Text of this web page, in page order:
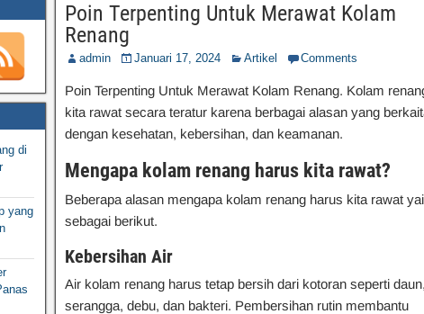
Poin Terpenting Untuk Merawat Kolam
Renang
admin Januari 17, 2024 Artikel Comments
Poin Terpenting Untuk Merawat Kolam Renang. Kolam
kita rawat secara teratur karena berbagai alasan yang
dengan kesehatan, kebersihan, dan keamanan.
Mengapa kolam renang harus kita rawat?
Beberapa alasan mengapa kolam renang harus kita rawat
sebagai berikut.
Kebersihan Air
Air kolam renang harus tetap bersih dari kotoran seperti daun,
serangga, debu, dan bakteri. Pembersihan rutin membantu
di
yang